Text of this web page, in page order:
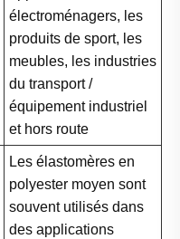
électroménagers, les
produits de sport, les
meubles, les industries
du transport /
équipement industriel
et hors route
Les élastomères en
polyester moyen sont
souvent utilisés dans
des applications